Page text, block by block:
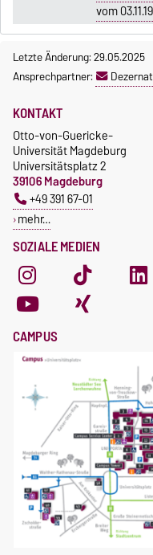
vom
Letzte Änderung: 29.05.2025
Ansprechpartner:
SOZIALE MEDIEN
KONTAKT
Otto-von-Guericke-
Universität Magdeburg
Universitätsplatz 2
39106 Magdeburg
+49 391 67-01
mehr…
CAMPUS